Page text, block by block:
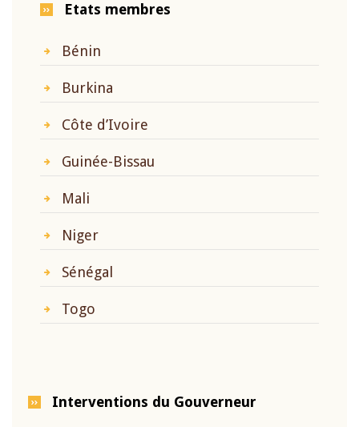
Etats membres
Bénin
Burkina
Côte d’Ivoire
Guinée-Bissau
Mali
Niger
Sénégal
Togo
Interventions du Gouverneur